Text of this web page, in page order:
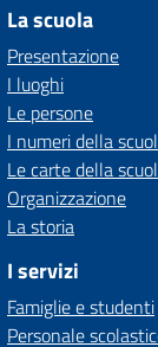
La scuola
Presentazione
I luoghi
Le persone
I numeri della
Le carte della
Organizzazione
La storia
I servizi
Famiglie e studenti
Personale